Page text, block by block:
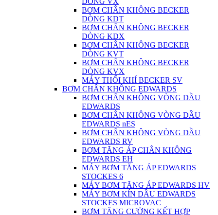
BƠM CHÂN KHÔNG BECKER
DÒNG KDT
BƠM CHÂN KHÔNG BECKER
DÒNG KDX
BƠM CHÂN KHÔNG BECKER
DÒNG KVT
BƠM CHÂN KHÔNG BECKER
DÒNG KVX
MÁY THỔI KHÍ BECKER SV
BƠM CHÂN KHÔNG EDWARDS
BƠM CHÂN KHÔNG VÒNG DẦU
EDWARDS
BƠM CHÂN KHÔNG VÒNG DẦU
EDWARDS nES
BƠM CHÂN KHÔNG VÒNG DẦU
EDWARDS RV
BƠM TĂNG ÁP CHÂN KHÔNG
EDWARDS EH
MÁY BƠM TĂNG ÁP EDWARDS
STOCKES 6
MÁY BƠM TĂNG ÁP EDWARDS HV
MÁY BƠM KÍN DẦU EDWARDS
STOCKES MICROVAC
BƠM TĂNG CƯỜNG KẾT HỢP